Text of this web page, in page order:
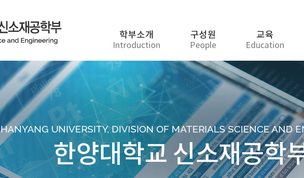
학부소개
Introduction
구성원
People
교육
Education
HANYANG UNIVERSITY, DIVISION OF MATERIALS SCIENCE AND
한양대학교 신소재공학